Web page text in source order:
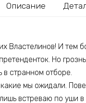
Описание
Властелинов! И тем
Но
в странном отборе.
мы ожидали.
встреваю по уши